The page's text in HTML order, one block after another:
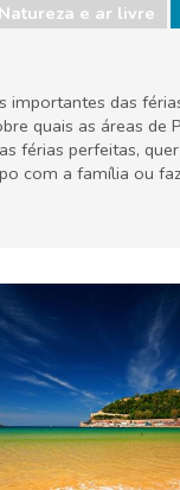
Natureza e ar livre
importantes das
quais as áreas de
férias perfeitas,
com a família ou
Crianças &
Museu & Arte
Onde ficar